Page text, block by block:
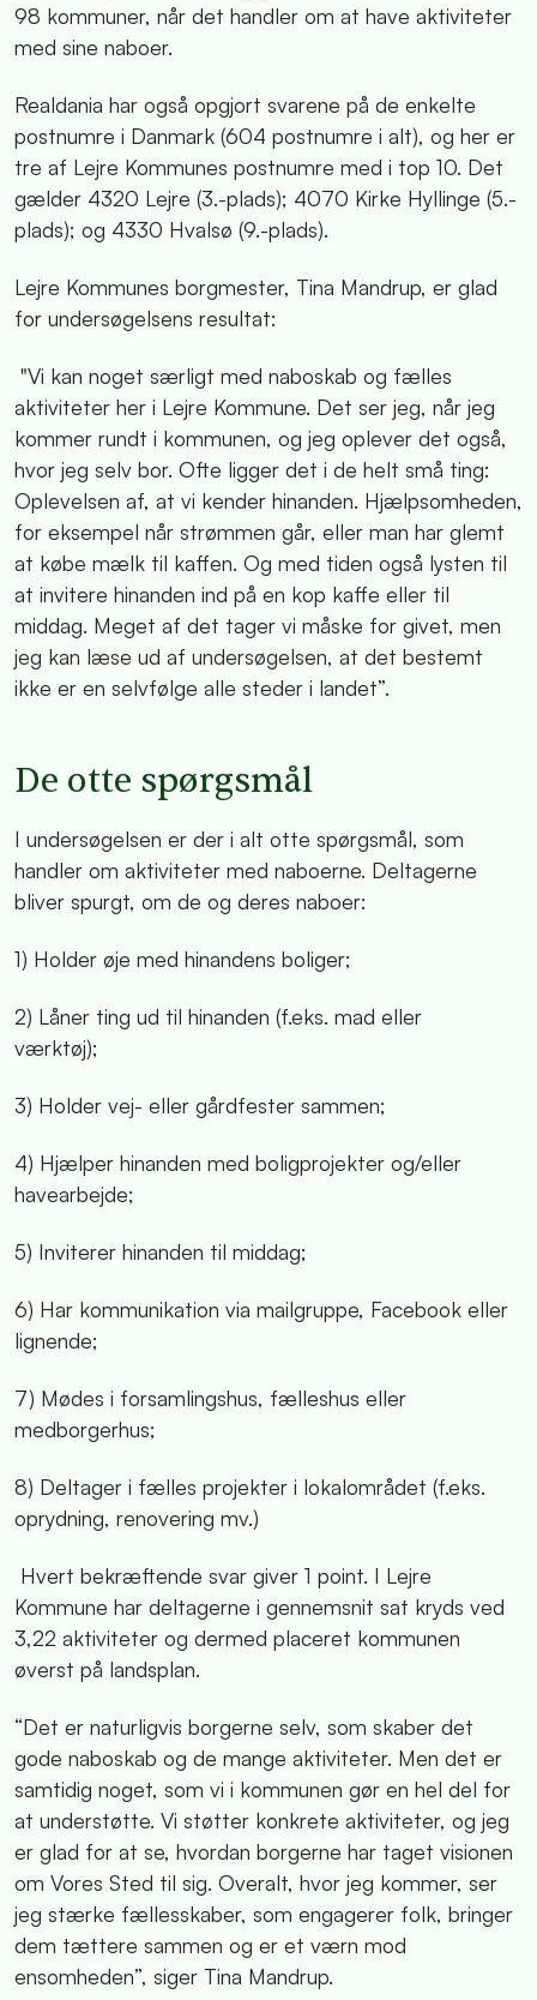
98 kommuner, når det handler om at have aktiviteter
med sine naboer.
Realdania har også opgjort svarene på de enkelte
postnumre i Danmark (604 postnumre i alt), og her er
tre af Lejre Kommunes postnumre med i top 10. Det
gælder 4320 Lejre (3.-plads); 4070 Kirke Hyllinge (5.-
plads); og 4330 Hvalsø (9.-plads).
Lejre Kommunes borgmester, Tina Mandrup, er glad
for undersøgelsens resultat:
"Vi kan noget særligt med naboskab og fælles
aktiviteter her i Lejre Kommune. Det ser jeg, når jeg
kommer rundt i kommunen, og jeg oplever det også,
hvor jeg selv bor. Ofte ligger det i de helt små ting:
Oplevelsen af, at vi kender hinanden. Hjælpsomheden,
for eksempel når strømmen går, eller man har glemt
at købe mælk til kaffen. Og med tiden også lysten til
at invitere hinanden ind på en kop kaffe eller til
middag. Meget af det tager vi måske for givet, men
jeg kan læse ud af undersøgelsen, at det bestemt
ikke er en selvfølge alle steder i landet”.
De otte spørgsmål
I undersøgelsen er der i alt otte spørgsmål, som
handler om aktiviteter med naboerne. Deltagerne
bliver spurgt, om de og deres naboer:
1) Holder øje med hinandens boliger;
2) Låner ting ud til hinanden (f.eks. mad eller
værktøj);
3) Holder vej- eller gårdfester sammen;
4) Hjælper hinanden med boligprojekter og/eller
havearbejde;
5) Inviterer hinanden til middag;
6) Har kommunikation via mailgruppe, Facebook eller
lignende;
7) Mødes i forsamlingshus, fælleshus eller
medborgerhus;
8) Deltager i fælles projekter i lokalområdet (f.eks.
oprydning, renovering mv.)
Hvert bekræftende svar giver 1 point. I Lejre
Kommune har deltagerne i gennemsnit sat kryds ved
3,22 aktiviteter og dermed placeret kommunen
øverst på landsplan.
“Det er naturligvis borgerne selv, som skaber det
gode naboskab og de mange aktiviteter. Men det er
samtidig noget, som vi i kommunen gør en hel del for
at understøtte. Vi støtter konkrete aktiviteter, og jeg
er glad for at se, hvordan borgerne har taget visionen
om Vores Sted til sig. Overalt, hvor jeg kommer, ser
jeg stærke fællesskaber, som engagerer folk, bringer
dem tættere sammen og er et værn mod
ensomheden”, siger Tina Mandrup.